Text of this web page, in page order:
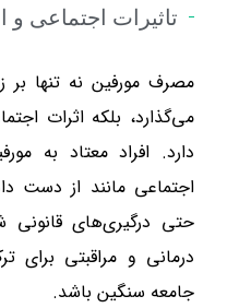
تاثیرات اجتماعی
مصرف مورفین نه تنها بر
می‌گذارد، بلکه اثرات
دارد. افراد معتاد به
اجتماعی مانند از دست
حتی درگیری‌های قانونی
درمانی و مراقبتی برای
جامعه سنگین باشد.